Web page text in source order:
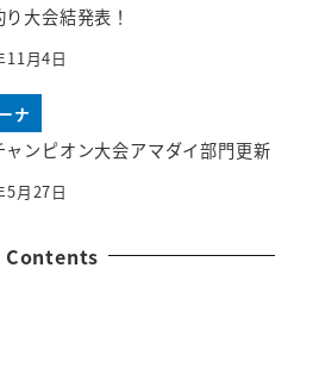
大会結発表！
11月4日
ナ
ャンピオン大会アマダイ部門更新
5月27日
Contents